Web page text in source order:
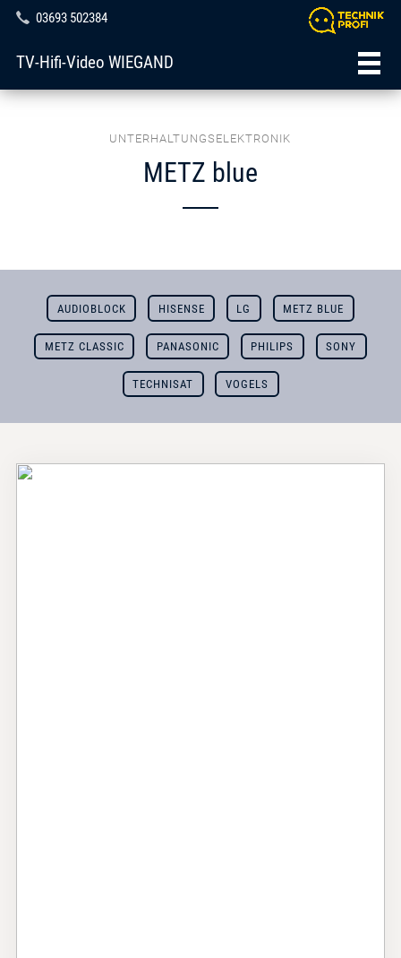
03693 502384
TV-Hifi-Video WIEGAND
UNTERHALTUNGSELEKTRONIK
METZ blue
AUDIOBLOCK HISENSE LG METZ BLUE
METZ CLASSIC PANASONIC PHILIPS SONY
TECHNISAT VOGELS